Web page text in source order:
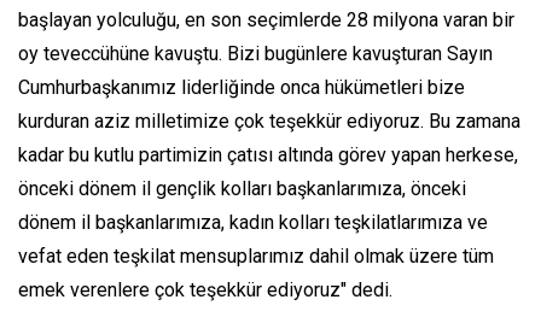
başlayan yolculuğu, en son seçimlerde 28 milyona varan bir
oy teveccühüne kavuştu. Bizi bugünlere kavuşturan Sayın
Cumhurbaşkanımız liderliğinde onca hükümetleri bize
kurduran aziz milletimize çok teşekkür ediyoruz. Bu zamana
kadar bu kutlu partimizin çatısı altında görev yapan herkese,
önceki dönem il gençlik kolları başkanlarımıza, önceki
dönem il başkanlarımıza, kadın kolları teşkilatlarımıza ve
vefat eden teşkilat mensuplarımız dahil olmak üzere tüm
emek verenlere çok teşekkür ediyoruz" dedi.